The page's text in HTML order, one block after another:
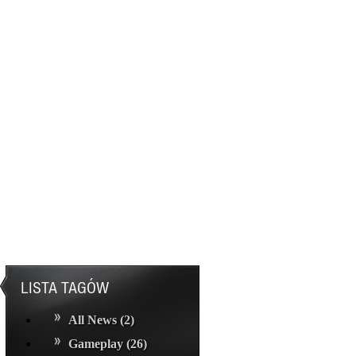
LISTA TAGÓW
All News (2)
Gameplay (26)